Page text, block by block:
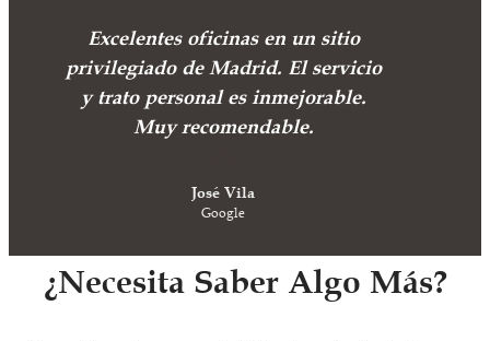
Excelentes oficinas en un sitio
privilegiado de Madrid. El servicio
y trato personal es inmejorable.
Muy recomendable.
José Vila
Google
¿Necesita Saber Algo Más?